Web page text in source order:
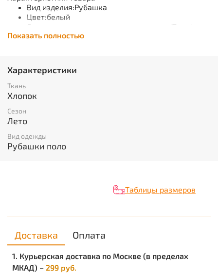
Вид изделия:Рубашка
Цвет:белый
пл.210 г/м²
условий хранения)
Защитные свойства
ТР ТС 017/2011
Материал: 100% хлопок, пл. 210 г/м²
ТР ТС 017/2011
Показать полностью
Характеристики
Ткань
Хлопок
Сезон
Лето
Вид одежды
Рубашки поло
Таблицы размеров
Доставка Оплата
1. Курьерская доставка по Москве (в пределах
МКАД) – 299 руб.